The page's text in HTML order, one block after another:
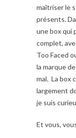
maîtriser le
présents.
une box qui
complet,
Too Faced
la marque
mal. La box
largement
je suis
Et vous,